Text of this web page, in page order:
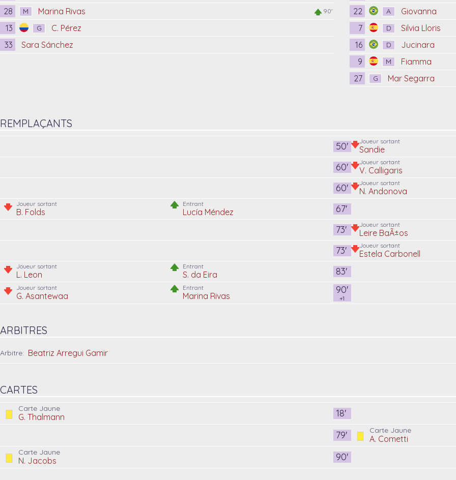
28 M Marina Rivas 90'
13 G
C. Pérez
33
Sara Sánchez
22
A
Giovanna
7
D
Silvia Lloris
16
D
Jucinara
9
M
Fiamma
27
G Mar Segarra
REMPLAÇANTS
50' Joueur sortant
Sandie
60' Joueur sortant
V. Calligaris
60' Joueur sortant
N. Andonova
Joueur sortant
B. Folds
Entrant
Lucía Méndez
67'
73'
Joueur sortant
Leire BaÃ±os
73' Joueur sortant
Estela Carbonell
Joueur sortant
L. Leon
Entrant
S. da Eira 83'
Joueur sortant
G. Asantewaa
Entrant
Marina Rivas
90'
+1
ARBITRES
Arbitre: Beatriz Arregui Gamir
CARTES
Carte Jaune
G. Thalmann
18'
79'
Carte Jaune
A. Cometti
Carte Jaune
N. Jacobs 90'